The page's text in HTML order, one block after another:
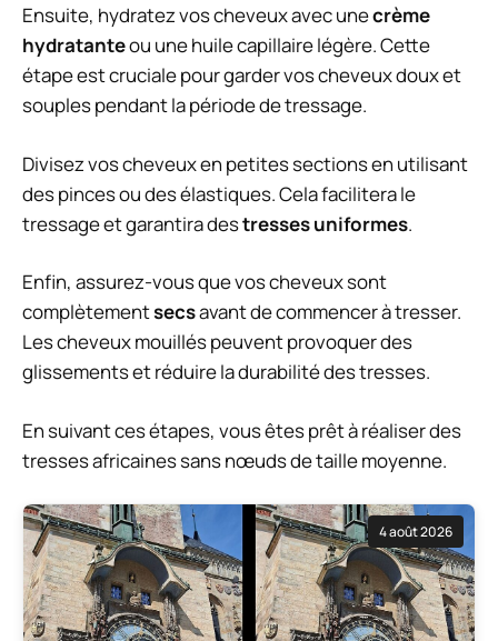
Ensuite, hydratez vos cheveux avec unecrème
hydratanteou une huile capillaire légère. Cette
étape est cruciale pour garder vos cheveux doux et
souples pendant la période de tressage.
Divisez vos cheveux en petites sections en utilisant
des pinces ou des élastiques. Cela facilitera le
tressage et garantira destresses uniformes.
Enfin, assurez-vous que vos cheveux sont
complètementsecsavant de commencer à tresser.
Les cheveux mouillés peuvent provoquer des
glissements et réduire la durabilité des tresses.
En suivant ces étapes, vous êtes prêt à réaliser des
tresses africaines sans nœuds de taille moyenne.
4 août 2026